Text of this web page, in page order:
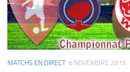
MATCHS EN DIRECT 6 NOVEMBRE 2015